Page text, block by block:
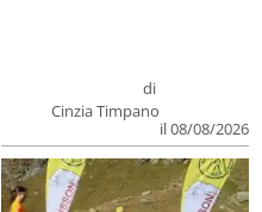
di
Cinzia Timpano
il 08/08/2026